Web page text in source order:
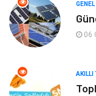
Tanıtıcı Reklam
Dekorasyon
GENEL
06
AKILLI